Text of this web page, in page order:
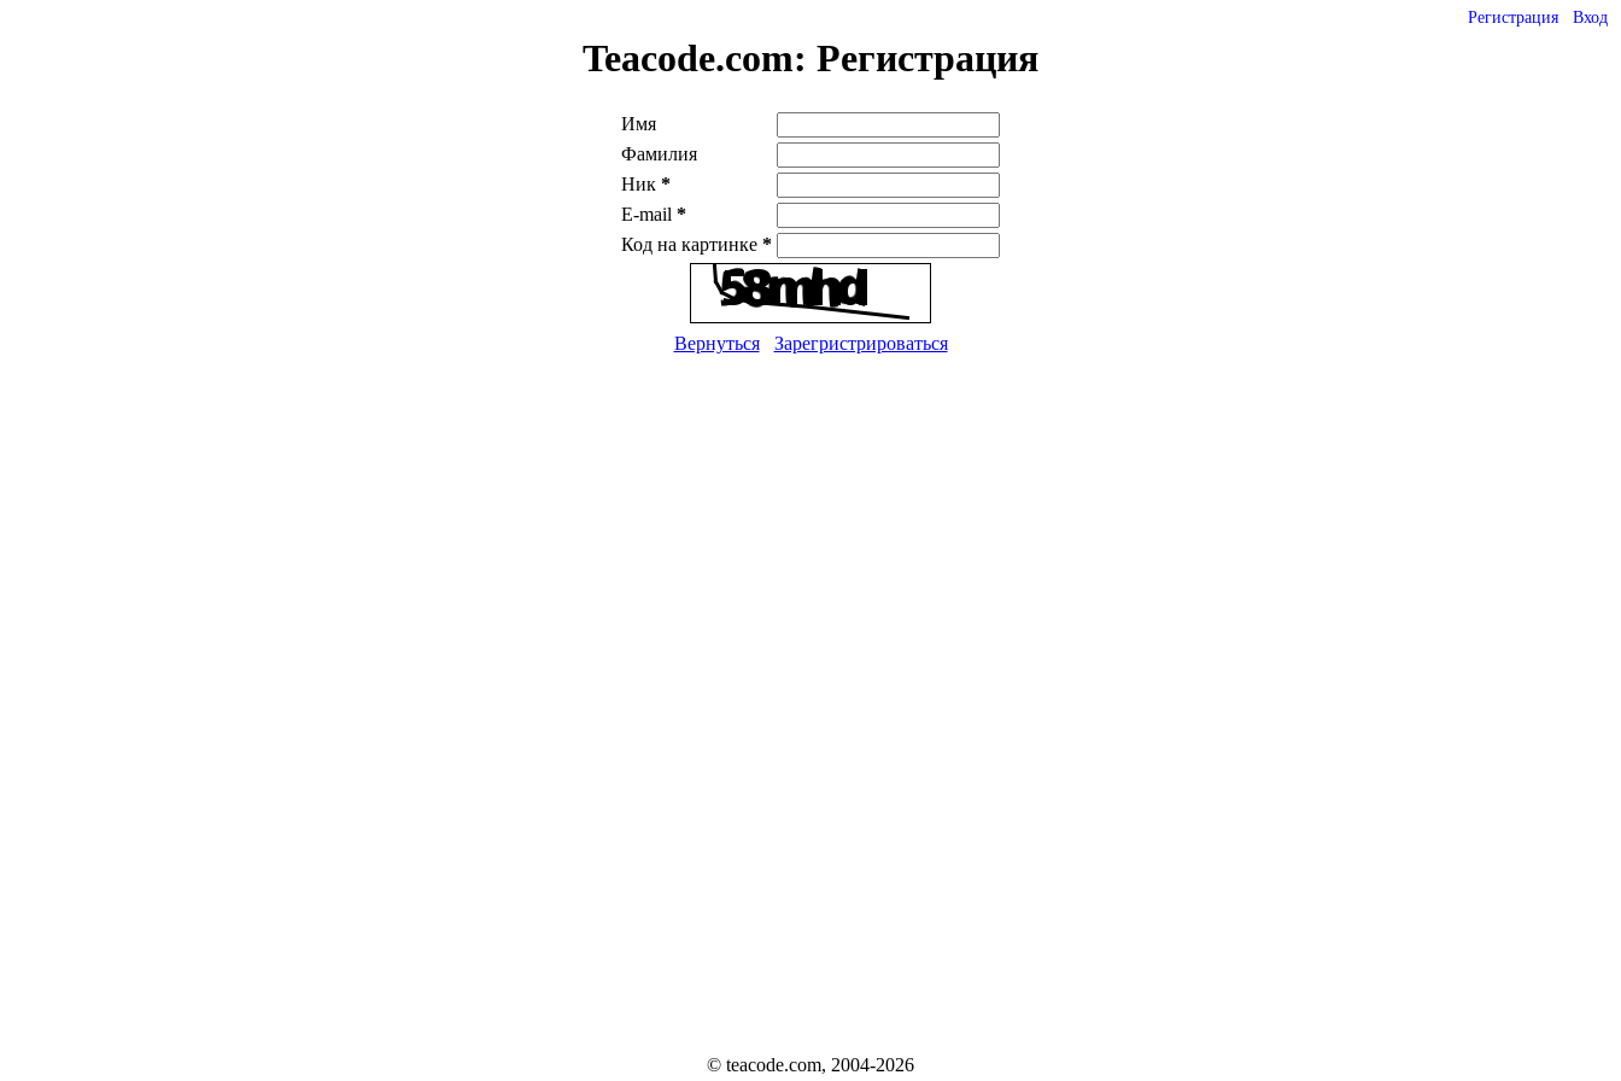
Регистрация Вход
Teacode.com: Регистрация
Имя
Фамилия
Ник *
E-mail *
Код на картинке *
Вернуться Зарегристрироваться
© teacode.com, 2004-2026